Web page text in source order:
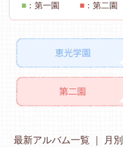
■ ：第一園 ■ ：第二園
最新アルバム一覧 月